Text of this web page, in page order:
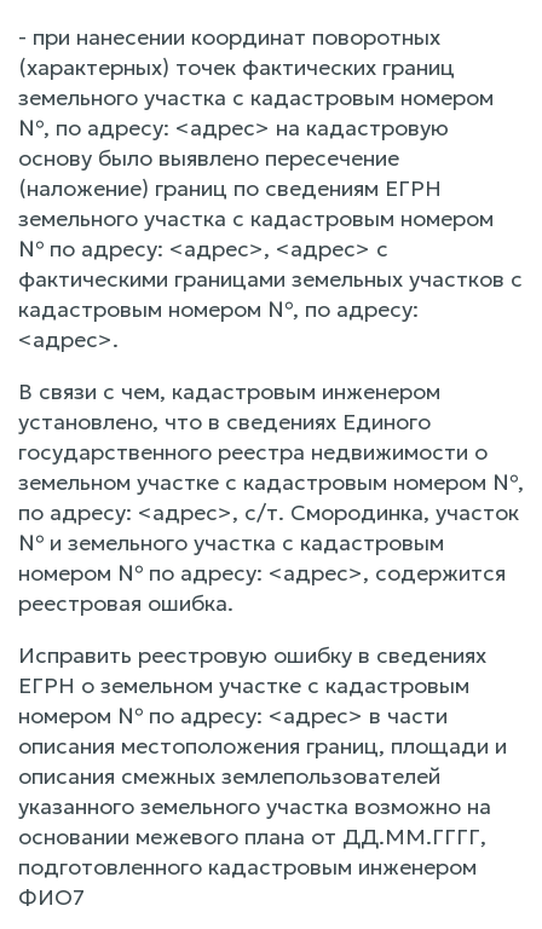
- при нанесении координат поворотных
(характерных) точек фактических границ
земельного участка с кадастровым номером
№, по адресу: <адрес> на кадастровую
основу было выявлено пересечение
(наложение) границ по сведениям ЕГРН
земельного участка с кадастровым номером
№ по адресу: <адрес>, <адрес> с
фактическими границами земельных участков с
кадастровым номером №, по адресу:
<адрес>.
В связи с чем, кадастровым инженером
установлено, что в сведениях Единого
государственного реестра недвижимости о
земельном участке с кадастровым номером №,
по адресу: <адрес>, с/т. Смородинка, участок
№ и земельного участка с кадастровым
номером № по адресу: <адрес>, содержится
реестровая ошибка.
Исправить реестровую ошибку в сведениях
ЕГРН о земельном участке с кадастровым
номером № по адресу: <адрес> в части
описания местоположения границ, площади и
описания смежных землепользователей
указанного земельного участка возможно на
основании межевого плана от ДД.ММ.ГГГГ,
подготовленного кадастровым инженером
ФИО7